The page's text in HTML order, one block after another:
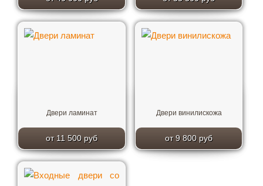
Двери ламинат
от 11 500 руб
Двери винилискожа
от 9 800 руб